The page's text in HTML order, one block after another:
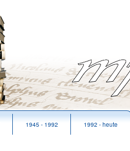
1945 - 1992 1992 - heute